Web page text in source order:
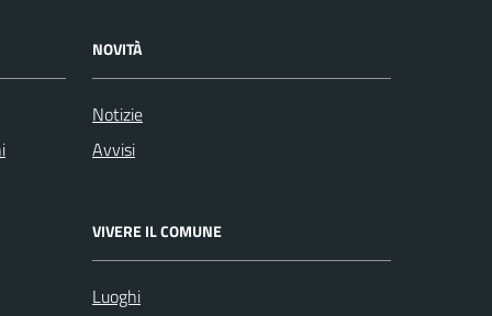
NOVITÀ
Notizie
Avvisi
VIVERE IL COMUNE
Luoghi